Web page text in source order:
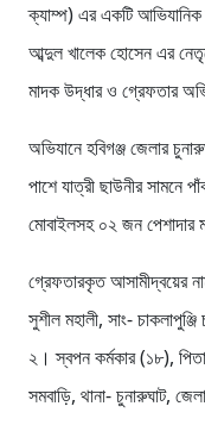
ক্যাম্প) এর একটি
আব্দুল খালেক হোসেন এর
মাদক উদ্ধার ও গ্রেফতার
অভিযানে হবিগঞ্জ জেলার
পাশে যাত্রী ছাউনীর সামনে
মোবাইলসহ ০২ জন পেশাদার
গ্রেফতারকৃত আসামীদ্বয়ের
সুশীল মহালী, সাং-
২। স্বপন কর্মকার (১৮), পিতা-
সমবাড়ি, থানা- চুনারুঘাট,